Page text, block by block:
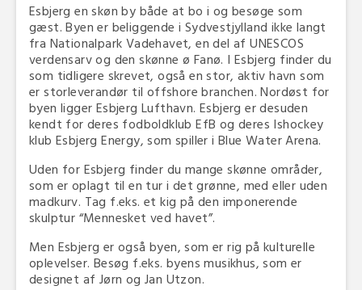
Esbjerg en skøn by både at bo i og besøge som
gæst. Byen er beliggende i Sydvestjylland ikke langt
fra Nationalpark Vadehavet, en del af UNESCOS
verdensarv og den skønne ø Fanø. I Esbjerg finder du
som tidligere skrevet, også en stor, aktiv havn som
er storleverandør til offshore branchen. Nordøst for
byen ligger Esbjerg Lufthavn. Esbjerg er desuden
kendt for deres fodboldklub EfB og deres Ishockey
klub Esbjerg Energy, som spiller i Blue Water Arena.
Uden for Esbjerg finder du mange skønne områder,
som er oplagt til en tur i det grønne, med eller uden
madkurv. Tag f.eks. et kig på den imponerende
skulptur “Mennesket ved havet”.
Men Esbjerg er også byen, som er rig på kulturelle
oplevelser. Besøg f.eks. byens musikhus, som er
designet af Jørn og Jan Utzon.